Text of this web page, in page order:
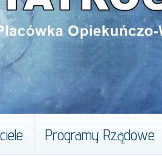
Programy Rządowe